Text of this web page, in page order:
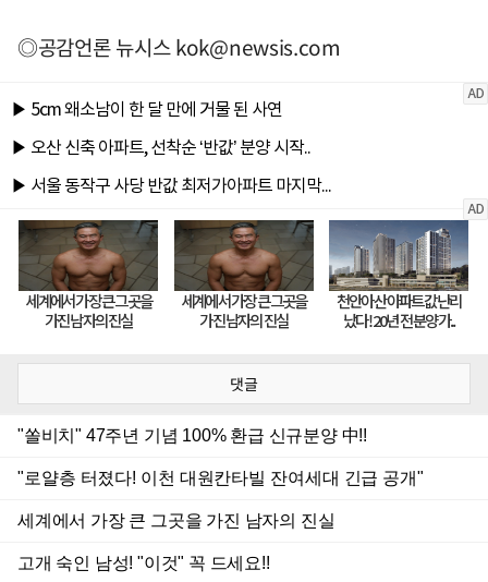
◎공감언론 뉴시스kok@newsis.com
댓글